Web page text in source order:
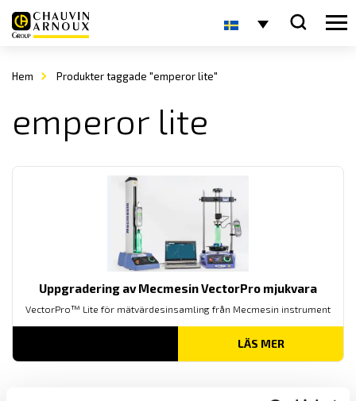
Hem Produkter taggade "emperor lite"
emperor lite
Uppgradering av Mecmesin VectorPro mjukvara
VectorPro™ Lite för mätvärdesinsamling från Mecmesin instrument
LÄS MER